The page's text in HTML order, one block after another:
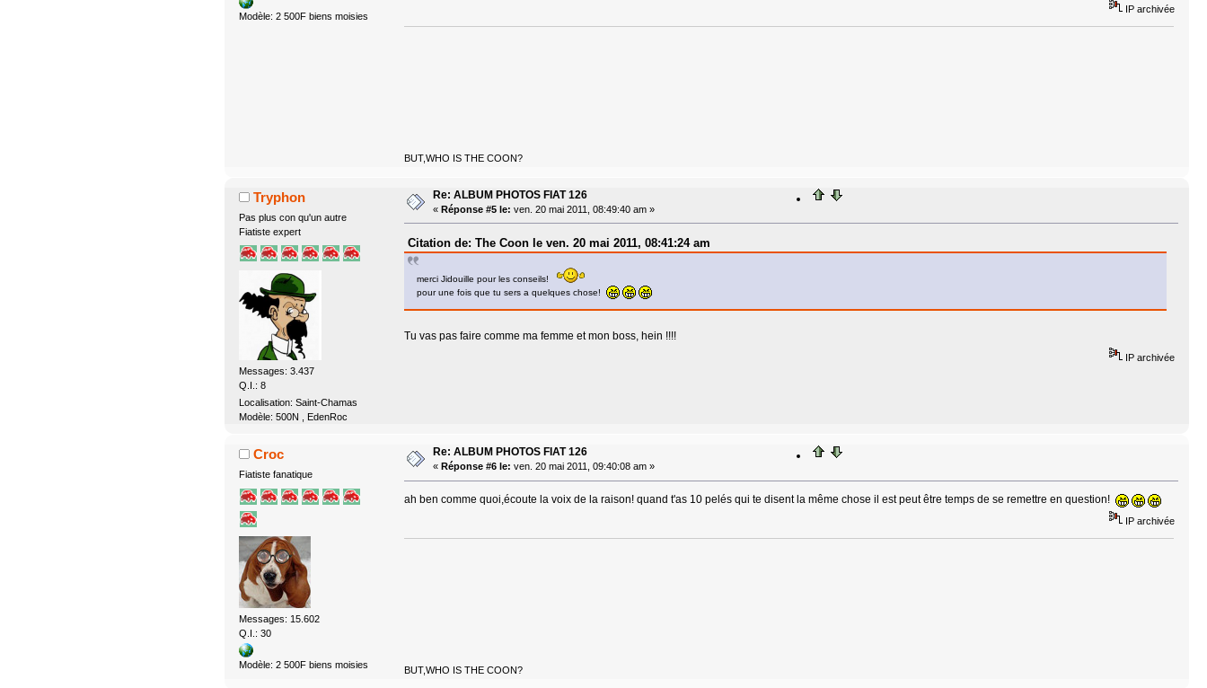
Modèle: 2 500F biens moisies
IP archivée
BUT,WHO IS THE COON?
Tryphon
Pas plus con qu'un autre
Fiatiste expert
Messages: 3.437
Q.I.: 8
Localisation: Saint-Chamas
Modèle: 500N , EdenRoc
Re: ALBUM PHOTOS FIAT 126
« Réponse #5 le: ven. 20 mai 2011, 08:49:40 am »
Citation de: The Coon le ven. 20 mai 2011, 08:41:24 am
merci Jidouille pour les conseils!
pour une fois que tu sers a quelques chose!
Tu vas pas faire comme ma femme et mon boss, hein !!!!
IP archivée
Croc
Fiatiste fanatique
Messages: 15.602
Q.I.: 30
Modèle: 2 500F biens moisies
Re: ALBUM PHOTOS FIAT 126
« Réponse #6 le: ven. 20 mai 2011, 09:40:08 am »
ah ben comme quoi,écoute la voix de la raison! quand t'as 10 pelés qui te disent la même chose il est peut être temps de se remettre en question!
IP archivée
BUT,WHO IS THE COON?